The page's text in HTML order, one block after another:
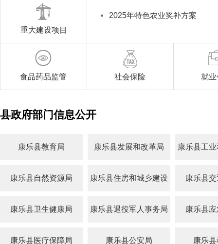
重大建设项目
2025年特色农业奖补方案
食品药品监管 社会保险 就
县政府部门信息公开
康乐县教育局 康乐县发展和改革局 康乐县工
康乐县自然资源局 康乐县住房和城乡建设
局
康乐县
康乐县卫生健康局 康乐县退役军人事务局 康乐县
康乐县医疗保障局 康乐县公安局 康乐